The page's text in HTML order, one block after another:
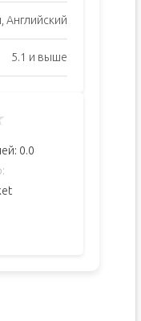
Английский
5.1 и выше
0.0